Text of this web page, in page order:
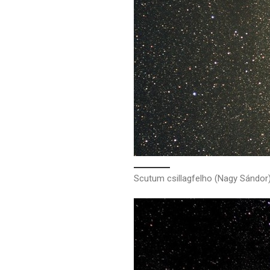
Scutum csillagfelho (Nagy